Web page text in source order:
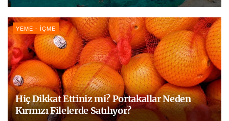
YEME - İÇME
Hiç Dikkat Ettiniz mi? Portakallar Neden
Kırmızı Filelerde Satılıyor?